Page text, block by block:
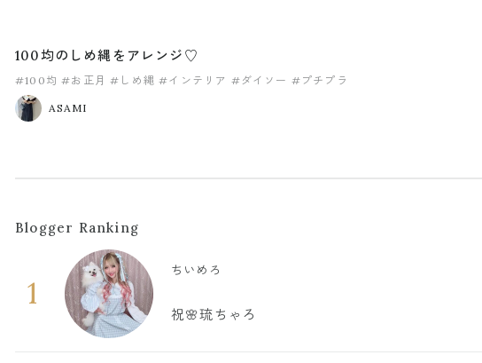
100均のしめ縄をアレンジ♡
#100均 #お正月 #しめ縄 #インテリア #ダイソー #プチプラ
ASAMI
Blogger Ranking
1
ちいめろ
祝🌸琉ちゃろ